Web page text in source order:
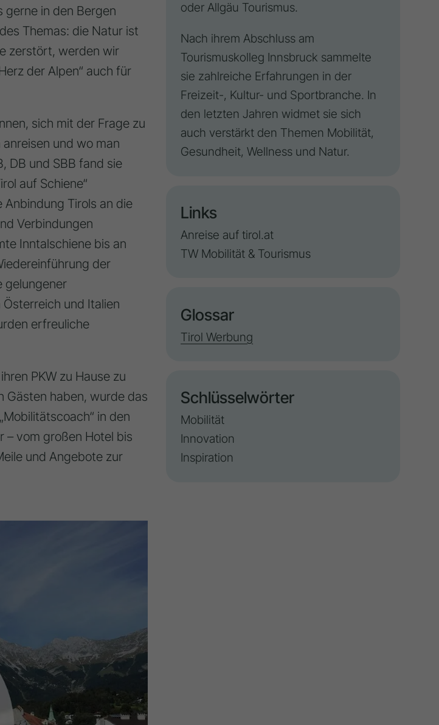
gerne in den Bergen
Themas: die Natur ist
zerstört, werden wir
der Alpen“ auch für
sich mit der Frage zu
und wo man
DB und SBB fand sie
auf Schiene“
Tirols an die
Verbindungen
Inntalschiene bis an
der
gelungener
und Italien
erfreuliche
PKW zu Hause zu
Gästen haben, wurde das
in den
– vom großen Hotel bis
und Angebote zur
oder Allgäu Tourismus.
Nach ihrem Abschluss am
Tourismuskolleg Innsbruck sammelte
sie zahlreiche Erfahrungen in der
Freizeit-, Kultur- und Sportbranche. In
den letzten Jahren widmet sie sich
auch verstärkt den Themen Mobilität,
Gesundheit,Wellness und Natur.
Links
Anreise auf tirol.at
TW Mobilität & Tourismus
Glossar
Tirol Werbung
Schlüsselwörter
Mobilität
Innovation
Inspiration